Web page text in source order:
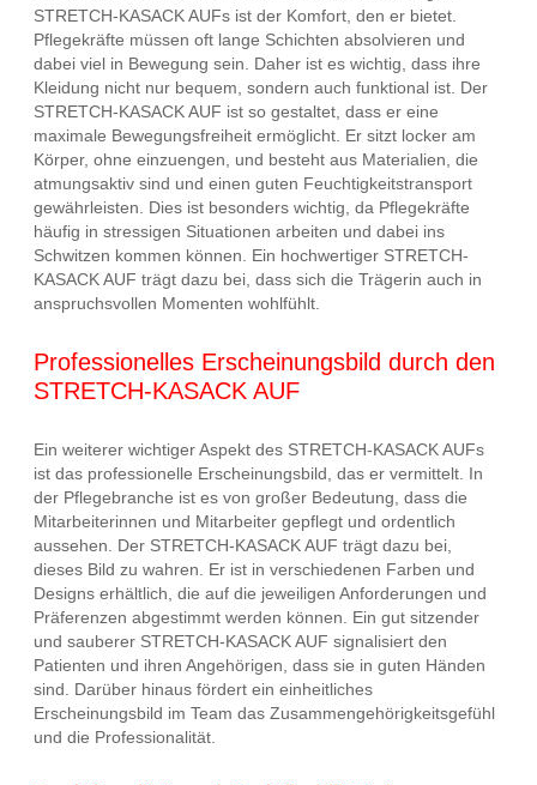
STRETCH-KASACK AUFs ist der Komfort, den er bietet.
Pflegekräfte müssen oft lange Schichten absolvieren und
dabei viel in Bewegung sein. Daher ist es wichtig, dass ihre
Kleidung nicht nur bequem, sondern auch funktional ist. Der
STRETCH-KASACK AUF ist so gestaltet, dass er eine
maximale Bewegungsfreiheit ermöglicht. Er sitzt locker am
Körper, ohne einzuengen, und besteht aus Materialien, die
atmungsaktiv sind und einen guten Feuchtigkeitstransport
gewährleisten. Dies ist besonders wichtig, da Pflegekräfte
häufig in stressigen Situationen arbeiten und dabei ins
Schwitzen kommen können. Ein hochwertiger STRETCH-
KASACK AUF trägt dazu bei, dass sich die Trägerin auch in
anspruchsvollen Momenten wohlfühlt.
Professionelles Erscheinungsbild durch den
STRETCH-KASACK AUF
Ein weiterer wichtiger Aspekt des STRETCH-KASACK AUFs
ist das professionelle Erscheinungsbild, das er vermittelt. In
der Pflegebranche ist es von großer Bedeutung, dass die
Mitarbeiterinnen und Mitarbeiter gepflegt und ordentlich
aussehen. Der STRETCH-KASACK AUF trägt dazu bei,
dieses Bild zu wahren. Er ist in verschiedenen Farben und
Designs erhältlich, die auf die jeweiligen Anforderungen und
Präferenzen abgestimmt werden können. Ein gut sitzender
und sauberer STRETCH-KASACK AUF signalisiert den
Patienten und ihren Angehörigen, dass sie in guten Händen
sind. Darüber hinaus fördert ein einheitliches
Erscheinungsbild im Team das Zusammengehörigkeitsgefühl
und die Professionalität.